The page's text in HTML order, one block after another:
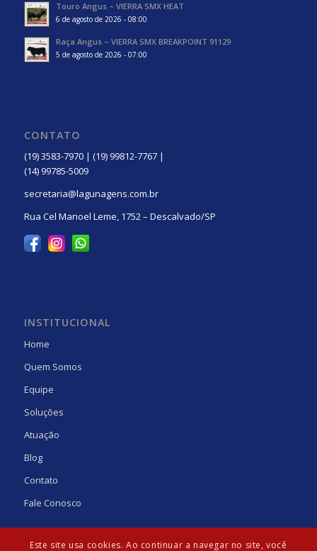
Touro Angus – VIERRA SMX HEAT
6 de agosto de 2026 - 08:00
Raça Angus – VIERRA SMX BREAKPOINT 91129
5 de agosto de 2026 - 07:00
CONTATO
(19) 3583-7970 | (19) 99812-7767 |
(14) 99785-5009
secretaria@lagunagens.com.br
Rua Cel Manoel Leme, 1752 – Descalvado/SP
INSTITUCIONAL
Home
Quem Somos
Equipe
Soluções
Atuação
Blog
Contato
Fale Conosco
Este site usa cookies. Ao continuar a navegar no site, você